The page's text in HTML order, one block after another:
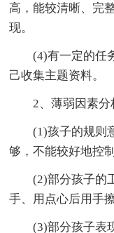
高，能较清晰、完
现。
(4)有一定的任务
己收集主题资料。
2、薄弱因素分
(1)孩子的规则意
够，不能较好地控
(2)部分孩子的卫
手、用点心后用手
(3)部分孩子表现